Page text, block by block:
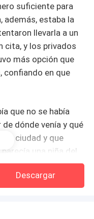
suficiente para
además, estaba la
llevarla a un
cita, y los privados
más opción que
confiando en que
que no se había
dónde venía y qué
la ciudad y que
una niña del
voz ronca y
Descargar